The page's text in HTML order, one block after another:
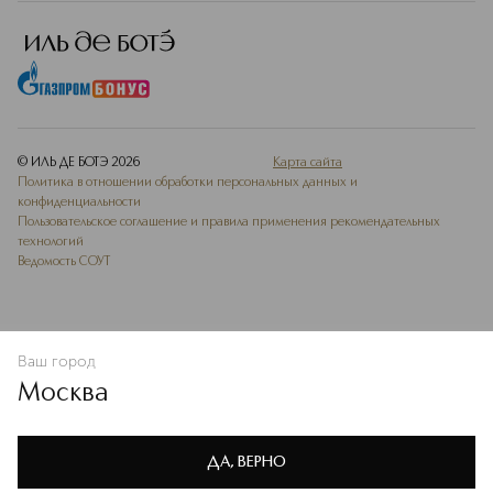
Политике конфиденциальности
BISABOLOL , HELIANTHUS ANNUUS (SUNFLOWER) SEED
OIL , TIN OXIDE."
© ИЛЬ ДЕ БОТЭ 2026
Карта сайта
Политика в отношении обработки персональных данных и
конфиденциальности
Пользовательское соглашение и правила применения рекомендательных
технологий
Ведомость СОУТ
Ваш город
Москва
ДА, ВЕРНО